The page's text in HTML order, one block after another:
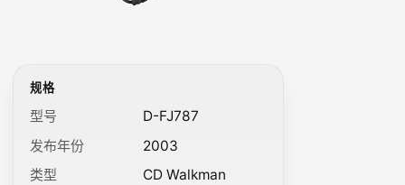
规格
型号
D-FJ787
发布年份
2003
类型
CD Walkman